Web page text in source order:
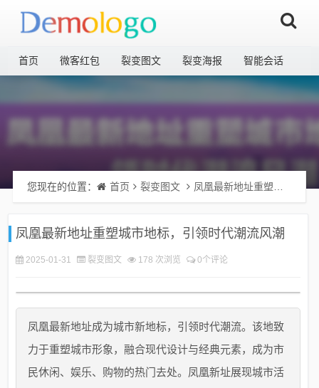
首页 微客红包 裂变图文 裂变海报 智能会话
您现在的位置： 首页 裂变图文 凤凰最新地址重塑城市地标，引领时代潮流风潮
凤凰最新地址重塑城市地标，引领时代潮流风潮
2025-01-31 裂变图文 178 次浏览 0个评论
凤凰最新地址成为城市新地标，引领时代潮流。该地致
力于重塑城市形象，融合现代设计与经典元素，成为市
民休闲、娱乐、购物的热门去处。凤凰新址展现城市活